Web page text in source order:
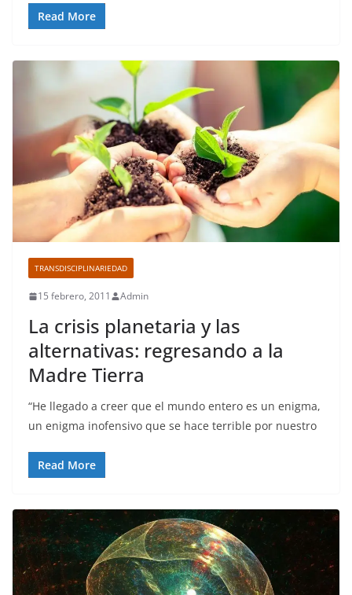
Read More
TRANSDISCIPLINARIEDAD
15 febrero, 2011 Admin
La crisis planetaria y las
alternativas: regresando a la
Madre Tierra
“He llegado a creer que el mundo entero es un enigma,
un enigma inofensivo que se hace terrible por nuestro
Read More